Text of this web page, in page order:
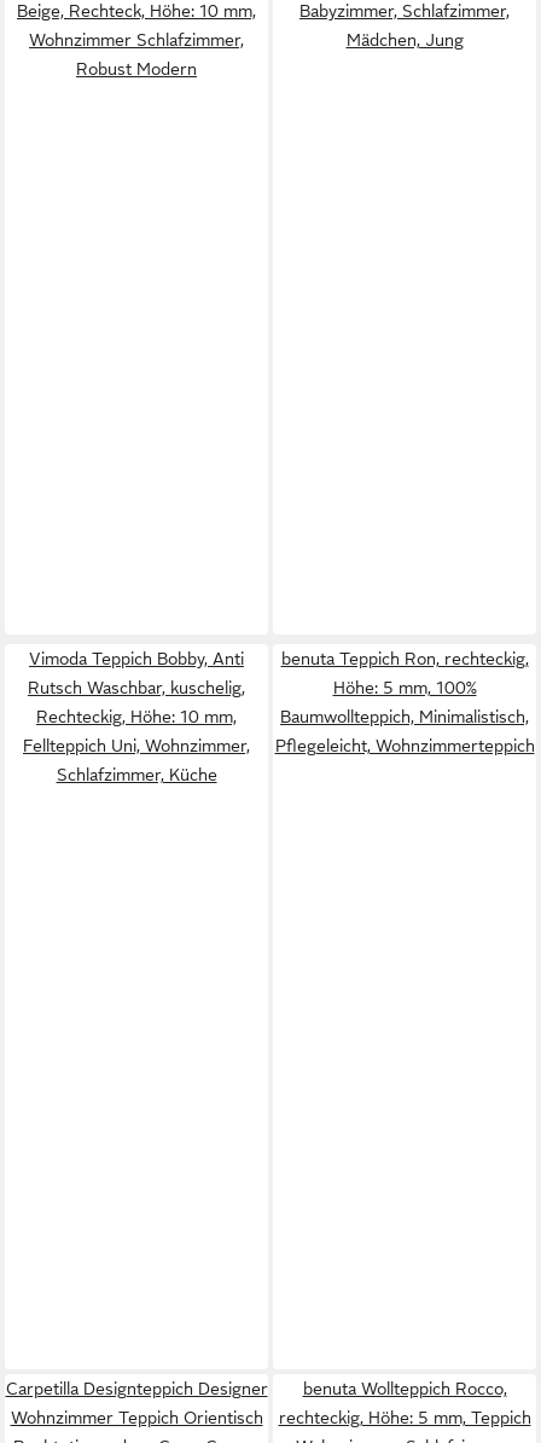
Beige, Rechteck, Höhe: 10 mm,
Wohnzimmer Schlafzimmer,
Robust Modern
Babyzimmer, Schlafzimmer,
Mädchen, Jung
Vimoda Teppich Bobby, Anti
Rutsch Waschbar, kuschelig,
Rechteckig, Höhe: 10 mm,
Fellteppich Uni, Wohnzimmer,
Schlafzimmer, Küche
benuta Teppich Ron, rechteckig,
Höhe: 5 mm, 100%
Baumwollteppich, Minimalistisch,
Pflegeleicht, Wohnzimmerteppich
Carpetilla Designteppich Designer
Wohnzimmer Teppich Orientisch
benuta Wollteppich Rocco,
rechteckig, Höhe: 5 mm, Teppich